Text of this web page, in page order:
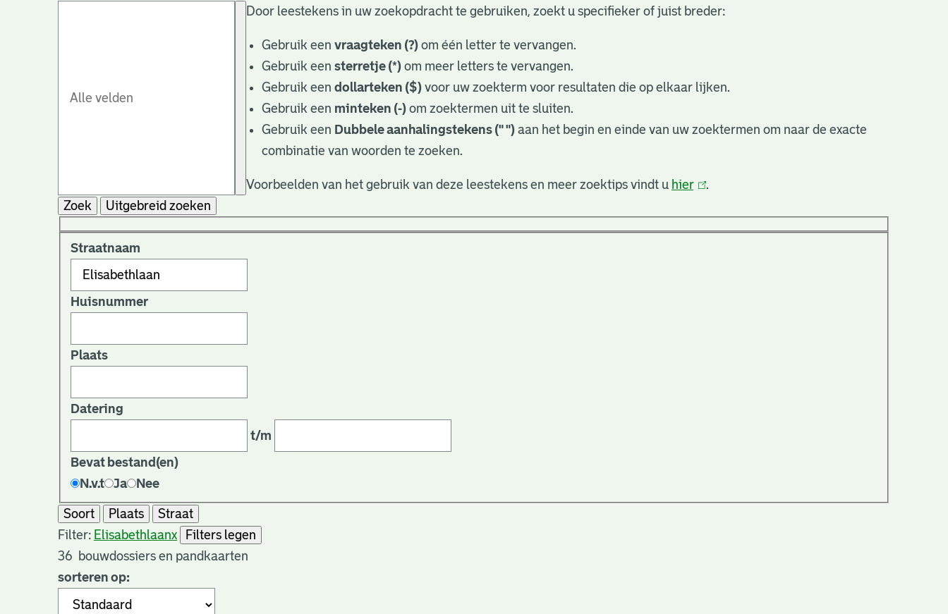
Door leestekens in uw zoekopdracht te gebruiken, zoekt u specifieker of juist breder:
Gebruik eenvraagteken (?) om één letter te vervangen.
Gebruik eensterretje (*) om meer letters te vervangen.
Gebruik eendollarteken ($) voor uw zoekterm voor resultaten die op elkaar lijken.
Gebruik een minteken (-) om zoektermen uit te sluiten.
Gebruik een Dubbele aanhalingstekens (" ") aan het begin en einde van uw zoektermen om naar de exacte
combinatie van woorden te zoeken.
Voorbeelden van het gebruik van deze leestekens en meer zoektips vindt u hier(link
extern)
.
Zoek
Uitgebreid zoeken
Straatnaam
Huisnummer
Plaats
Datering
t/m
Bevat bestand(en)
N.v.t
Ja Nee
Soort Plaats
Straat
Filter: Elisabethlaanx
Filters legen
36 bouwdossiers en pandkaarten
sorteren op: